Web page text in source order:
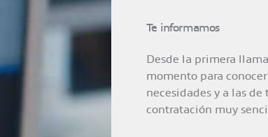
Te informamos
Desde la primera
momento para
necesidades y a las
contratación muy